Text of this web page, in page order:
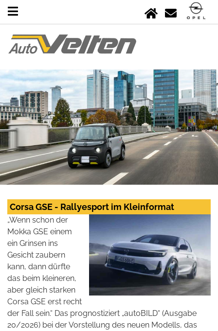
Corsa GSE - Rallyesport im Kleinformat
„Wenn schon der
Mokka GSE einem
ein Grinsen ins
Gesicht zaubern
kann, dann dürfte
das beim kleineren,
aber gleich starken
Corsa GSE erst recht
der Fall sein.“ Das prognostiziert „autoBILD“ (Ausgabe
20/2026) bei der Vorstellung des neuen Modells, das